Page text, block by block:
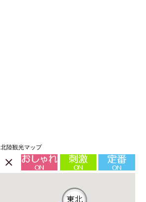
北陸観光マップ